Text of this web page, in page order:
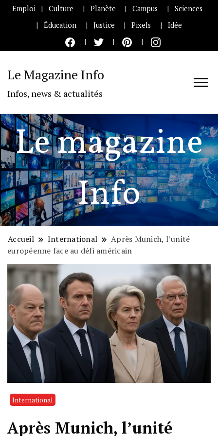
Emploi Culture Planète Campus
Sciences
Éducation
Justice Pixels Idée
Le Magazine Info
Infos, news & actualités
Le magazine
Info
Accueil International
Après Munich, l’unité
européenne face au défi américain
International
Après Munich, l’unité